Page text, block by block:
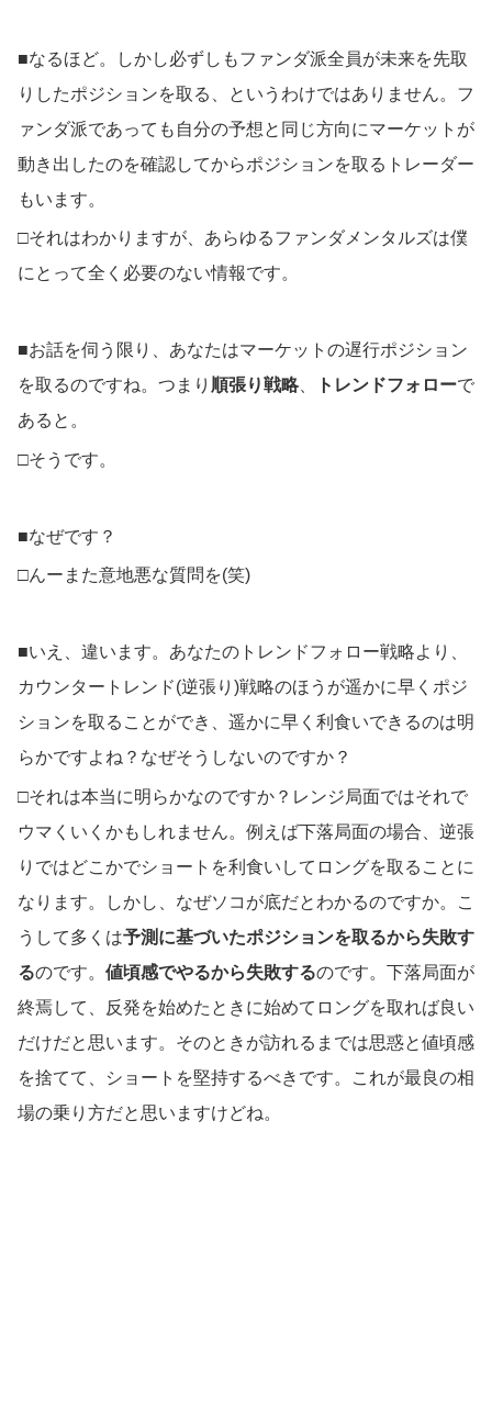
■なるほど。しかし必ずしもファンダ派全員が未来を先取
りしたポジションを取る、というわけではありません。フ
ァンダ派であっても自分の予想と同じ方向にマーケットが
動き出したのを確認してからポジションを取るトレーダー
もいます。
□それはわかりますが、あらゆるファンダメンタルズは僕
にとって全く必要のない情報です。
■お話を伺う限り、あなたはマーケットの遅行ポジション
を取るのですね。つまり 順張り戦略、 トレンドフォローで
あると。
□そうです。
■なぜです？
□んーまた意地悪な質問を(笑)
■いえ、違います。あなたのトレンドフォロー戦略より、
カウンタートレンド(逆張り)戦略のほうが遥かに早くポジ
ションを取ることができ、遥かに早く利食いできるのは明
らかですよね？なぜそうしないのですか？
□それは本当に明らかなのですか？レンジ局面ではそれで
ウマくいくかもしれません。例えば下落局面の場合、逆張
りではどこかでショートを利食いしてロングを取ることに
なります。しかし、なぜソコが底だとわかるのですか。こ
うして多くは予測に基づいたポジションを取るから失敗す
るのです。 値頃感でやるから失敗するのです。下落局面が
終焉して、反発を始めたときに始めてロングを取れば良い
だけだと思います。そのときが訪れるまでは思惑と値頃感
を捨てて、ショートを堅持するべきです。これが最良の相
場の乗り方だと思いますけどね。